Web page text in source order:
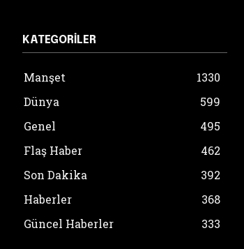
KATEGORILER
Manşet
1330
Dünya
599
Genel
495
Flaş Haber
462
Son Dakika
392
Haberler
368
Güncel Haberler
333